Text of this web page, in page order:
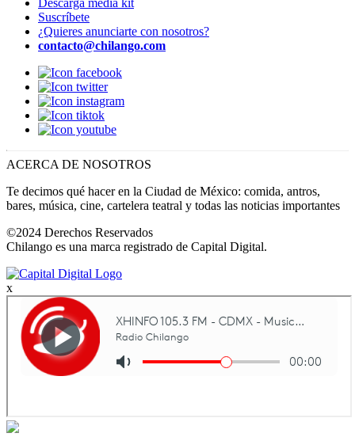
Descarga media kit
Suscríbete
¿Quieres anunciarte con nosotros?
contacto@chilango.com
ACERCA DE NOSOTROS
Te decimos qué hacer en la Ciudad de México: comida, antros,
bares, música, cine, cartelera teatral y todas las noticias importantes
©2024 Derechos Reservados
Chilango es una marca registrado de Capital Digital.
x